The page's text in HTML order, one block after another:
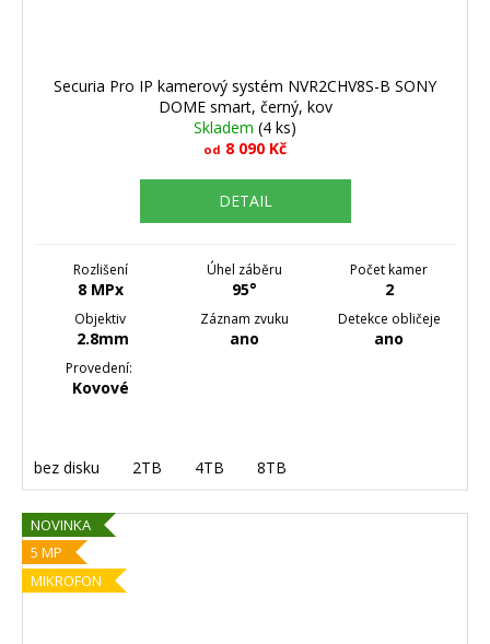
Securia Pro IP kamerový systém NVR2CHV8S-B SONY
DOME smart, černý, kov
Skladem (4 ks)
od 8 090 Kč
DETAIL
Rozlišení
8 MPx
Úhel záběru
95°
Počet kamer
2
Objektiv
2.8mm
Záznam zvuku
ano
Detekce obličeje
ano
Provedení:
Kovové
bez disku 2TB 4TB 8TB
NOVINKA
5 MP
MIKROFON